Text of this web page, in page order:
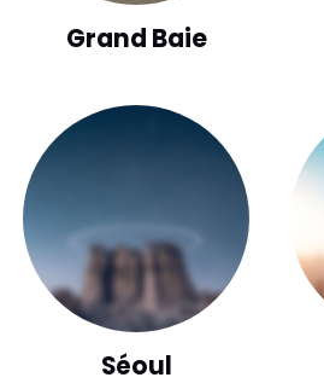
Grand Baie
Séoul